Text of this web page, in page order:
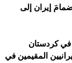
إيران إلى
في كردستان
الإيرانيين المقيمين في